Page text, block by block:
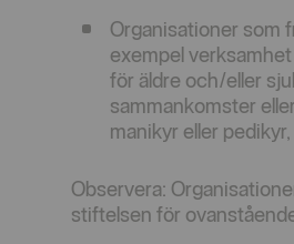
Organisationer som
exempel
för äldre och/eller
sammankomster
manikyr eller
Observera:
stiftelsen för